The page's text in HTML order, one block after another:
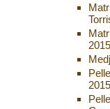
2015
2015